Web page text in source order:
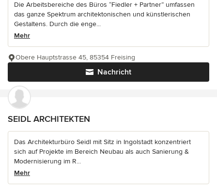
Die Arbeitsbereiche des Büros “Fiedler + Partner” umfassen
das ganze Spektrum architektonischen und künstlerischen
Gestaltens. Durch die enge...
Mehr
Nachricht
Obere Hauptstrasse 45, 85354 Freising
SEIDL ARCHITEKTEN
Das Architekturbüro Seidl mit Sitz in Ingolstadt konzentriert
sich auf Projekte im Bereich Neubau als auch Sanierung &
Modernisierung im R...
Mehr